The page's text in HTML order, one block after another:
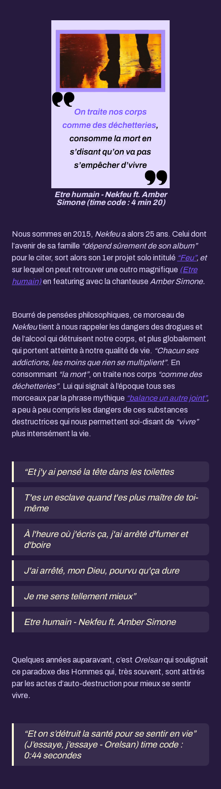
Etre humain - Nekfeu ft. Amber
Simone (time code : 4 min 20)
Nous sommes en 2015, Nekfeua alors 25 ans. Celui dont
l’avenir de sa famille “dépend sûrement de son album”
pour le citer, sort alors son 1er projet solo intitulé “Feu”, et
sur lequel on peut retrouver une outro magnifique (Etre
humain)en featuring avec la chanteuse Amber Simone.
Bourré de pensées philosophiques, ce morceau de
Nekfeutient à nous rappeler les dangers des drogues et
de l’alcool qui détruisent notre corps, et plus globalement
qui portent atteinte à notre qualité de vie. “Chacun ses
addictions, les moins que rien se multiplient”. En
consommant “la mort”, on traite nos corps “comme des
déchetteries”. Lui qui signait à l’époque tous ses
morceaux par la phrase mythique “balance un autre joint”,
a peu à peu compris les dangers de ces substances
destructrices qui nous permettent soi-disant de “vivre”
plus intensément la vie.
“Et j'y ai pensé la tête dans les toilettes
T'es un esclave quand t'es plus maître de toi-
même
À l'heure où j'écris ça, j'ai arrêté d'fumer et
d'boire
J'ai arrêté, mon Dieu, pourvu qu'ça dure
Je me sens tellement mieux”
Etre humain - Nekfeu ft. Amber Simone
Quelques années auparavant, c’est Orelsanqui soulignait
ce paradoxe des Hommes qui, très souvent, sont attirés
par les actes d’auto-destruction pour mieux se sentir
vivre.
“Et on s’détruit la santé pour se sentir en vie”
(J’essaye, j’essaye - Orelsan) time code :
0:44 secondes